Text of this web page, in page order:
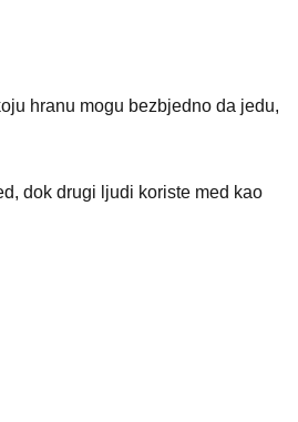
hranu mogu bezbjedno da jedu,
dok drugi ljudi koriste med kao